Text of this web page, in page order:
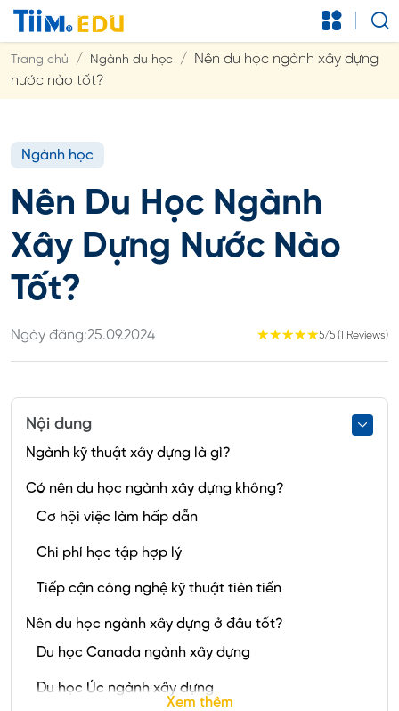
Trang chủ Ngành du học
Nên du học ngành xây dựng
nước nào tốt?
Ngành học
Nên Du Học Ngành
Xây Dựng Nước Nào
Tốt?
Ngày đăng:25.09.2024 ☆
☆
☆
☆
☆ 5/5 (1 Reviews)
Nội dung
Ngành kỹ thuật xây dựng là gì?
Có nên du học ngành xây dựng không?
Cơ hội việc làm hấp dẫn
Chi phí học tập hợp lý
Tiếp cận công nghệ kỹ thuật tiên tiến
Nên du học ngành xây dựng ở đâu tốt?
Du học Canada ngành xây dựng
Du học Úc ngành xây dựng
Xem thêm